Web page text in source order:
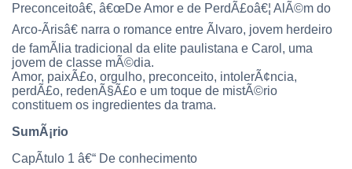
Preconceitoâ€, â€œDe Amor e de PerdÃ£oâ€¦ AlÃ©m do
Arco-Ã­risâ€ narra o romance entre Ãlvaro, jovem herdeiro
de famÃ­lia tradicional da elite paulistana e Carol, uma
jovem de classe mÃ©dia.
Amor, paixÃ£o, orgulho, preconceito, intolerÃ¢ncia,
perdÃ£o, redenÃ§Ã£o e um toque de mistÃ©rio
constituem os ingredientes da trama.
SumÃ¡rio
CapÃ­tulo 1 â€“ De conhecimento